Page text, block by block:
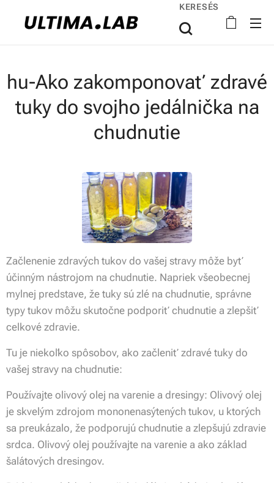
KERESÉS
hu-Ako zakomponovať zdravé
tuky do svojho jedálnička na
chudnutie
Začlenenie zdravých tukov do vašej stravy môže byť
účinným nástrojom na chudnutie. Napriek všeobecnej
mylnej predstave, že tuky sú zlé na chudnutie, správne
typy tukov môžu skutočne podporiť chudnutie a zlepšiť
celkové zdravie.
Tu je niekoľko spôsobov, ako začleniť zdravé tuky do
vašej stravy na chudnutie:
Používajte olivový olej na varenie a dresingy: Olivový olej
je skvelým zdrojom mononenasýtených tukov, u ktorých
sa preukázalo, že podporujú chudnutie a zlepšujú zdravie
srdca. Olivový olej používajte na varenie a ako základ
šalátových dresingov.